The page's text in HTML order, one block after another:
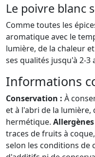
Le poivre blanc
Comme toutes les
aromatique avec le
lumière, de la chaleur
ses qualités jusqu'à 2-3
Informations
Conservation : À
et à l'abri de la
hermétique. Allergènes
traces de fruits à
selon les conditions de